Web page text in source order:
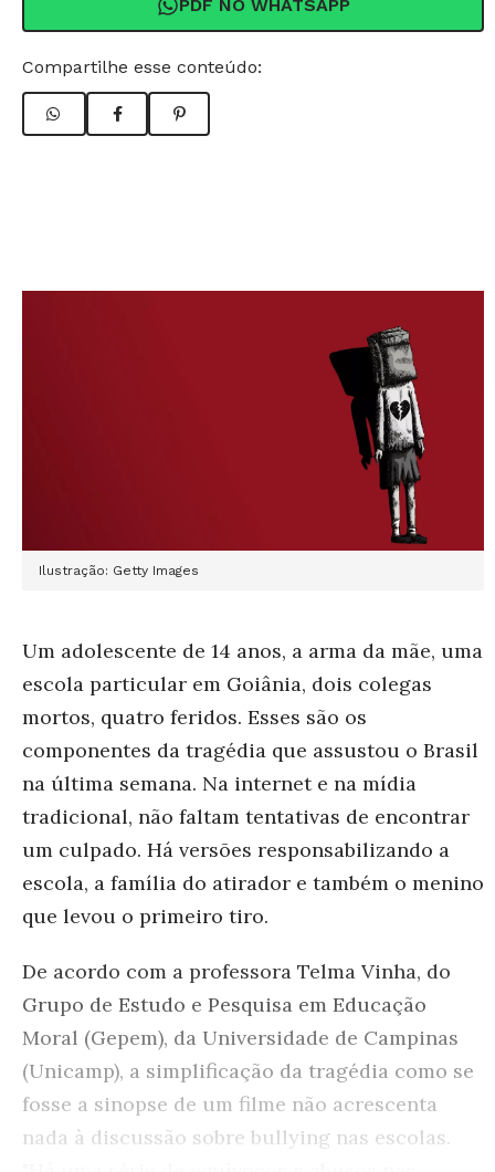
PDF NO WHATSAPP
Compartilhe esse conteúdo:
Ilustração: Getty Images
Um adolescente de 14 anos, a arma da mãe, uma
escola particular em Goiânia, dois colegas
mortos, quatro feridos. Esses são os
componentes da tragédia que assustou o Brasil
na última semana. Na internet e na mídia
tradicional, não faltam tentativas de encontrar
um culpado. Há versões responsabilizando a
escola, a família do atirador e também o menino
que levou o primeiro tiro.
De acordo com a professora Telma Vinha, do
Grupo de Estudo e Pesquisa em Educação
Moral (Gepem), da Universidade de Campinas
(Unicamp), a simplificação da tragédia como se
fosse a sinopse de um filme não acrescenta
nada à discussão sobre bullying nas escolas.